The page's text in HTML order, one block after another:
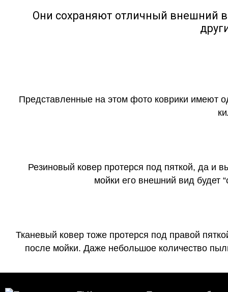
Они сохраняют отличный внешний
Представленные на этом фото коврики имеют
Резиновый ковер протерся под пяткой, да и
мойки его внешний вид будет
Тканевый ковер тоже протерся под правой
после мойки. Даже небольшое количество